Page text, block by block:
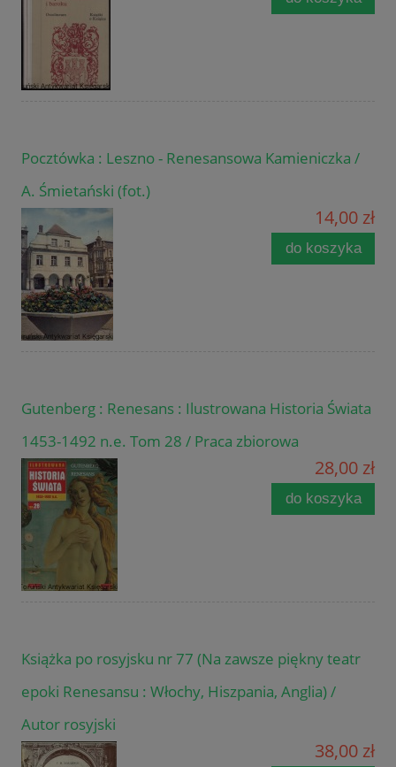
Pocztówka : Leszno - Renesansowa Kamieniczka /
A. Śmietański (fot.)
14,00 zł
do koszyka
Gutenberg : Renesans : Ilustrowana Historia Świata
1453-1492 n.e. Tom 28 / Praca zbiorowa
28,00 zł
do koszyka
Książka po rosyjsku nr 77 (Na zawsze piękny teatr
epoki Renesansu : Włochy, Hiszpania, Anglia) /
Autor rosyjski
38,00 zł